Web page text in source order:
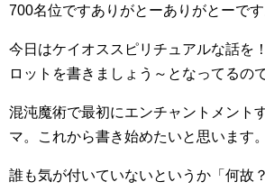
700名位ですありがとーありがとーです
今日はケイオススピリチュアルな話を
ロットを書きましょう～となってるので
混沌魔術で最初にエンチャントメント
マ。これから書き始めたいと思います。
誰も気が付いていないというか「何故